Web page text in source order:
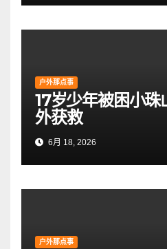
户外那点事
17岁少年被困小
外获救
6月 18, 2026
户外那点事